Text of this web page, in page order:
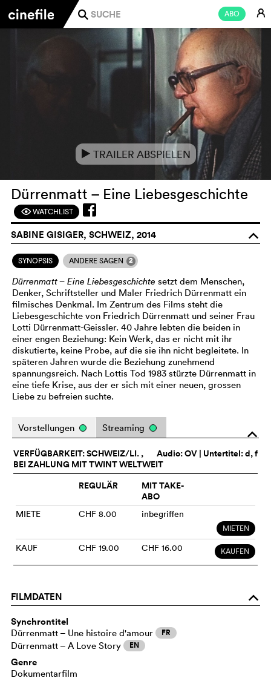
ABO E
j
e TRAILER ABSPIELEN
Dürrenmatt – Eine Liebesgeschichte
FWATCHLIST
SABINE GISIGER, SCHWEIZ, 2014 o
SYNOPSIS ANDERE SAGEN 2
Dürrenmatt – Eine Liebesgeschichte setzt dem Menschen,
Denker, Schriftsteller und Maler Friedrich Dürrenmatt ein
filmisches Denkmal. Im Zentrum des Films steht die
Liebesgeschichte von Friedrich Dürrenmatt und seiner Frau
Lotti Dürrenmatt-Geissler. 40 Jahre lebten die beiden in
einer engen Beziehung: Kein Werk, das er nicht mit ihr
diskutierte, keine Probe, auf die sie ihn nicht begleitete. In
späteren Jahren wurde die Beziehung zunehmend
spannungsreich. Nach Lottis Tod 1983 stürzte Dürrenmatt in
eine tiefe Krise, aus der er sich mit einer neuen, grossen
Liebe zu befreien suchte.
o
Vorstellungen Streaming
Audio:OV | Untertitel: d, f
VERFÜGBARKEIT: SCHWEIZ/LI. ,
BEI ZAHLUNG MIT TWINT WELTWEIT
REGULÄR
MIT TAKE-
ABO
MIETE CHF 8.00 inbegriffen
MIETEN
KAUF CHF 19.00 CHF 16.00 KAUFEN
FILMDATEN o
Synchrontitel
Dürrenmatt – Une histoire d'amour FR
Dürrenmatt – A Love Story EN
Genre
Dokumentarfilm